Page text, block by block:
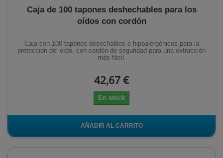
Caja de 100 tapones deshechables para los
oídos con cordón
Caja con 100 tapones desechables e hipoalergénicos para la
protección del oído, con cordón de seguridad para una extracción
más fácil.
42,67 €
En stock
AÑADIR AL CARRITO